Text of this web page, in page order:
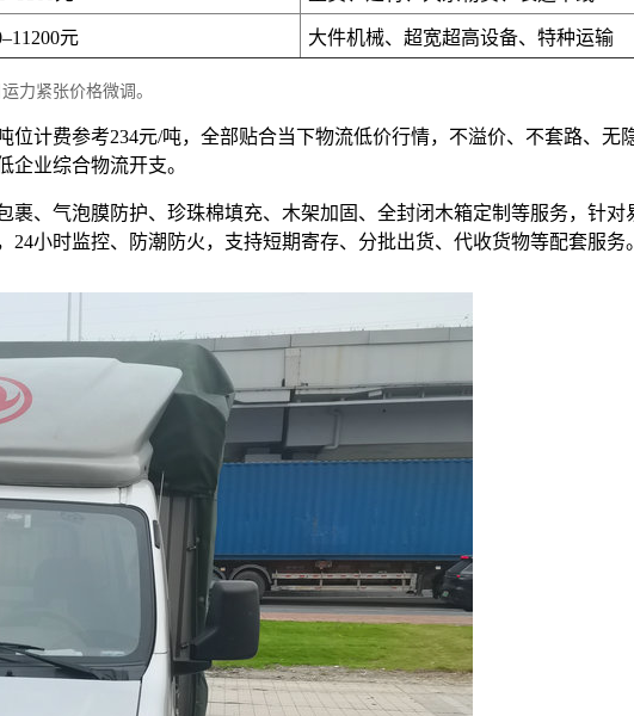
元 大件机械、超宽超高设备、特种运输
力紧张价格微调。
位计费参考234元/吨，全部贴合当下物流低价行情，不溢价、不套路、
业综合物流开支。
、气泡膜防护、珍珠棉填充、木架加固、全封闭木箱定制等服务，针
小时监控、防潮防火，支持短期寄存、分批出货、代收货物等配套服务。